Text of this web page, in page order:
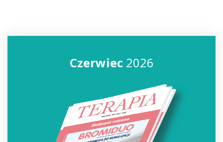
Czerwiec2026